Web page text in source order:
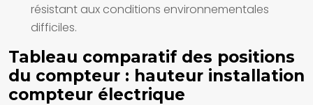
résistant aux conditions environnementales
difficiles.
Tableau comparatif des positions
du compteur : hauteur installation
compteur électrique